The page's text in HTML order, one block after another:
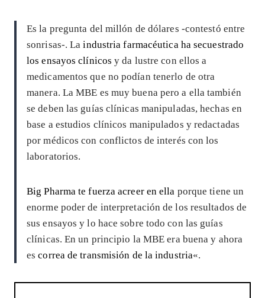
Es la pregunta del millón de dólares -contestó entre
sonrisas-. La industria farmacéutica ha secuestrado
los ensayos clínicos y da lustre con ellos a
medicamentos que no podían tenerlo de otra
manera. La MBE es muy buena pero a ella también
se deben las guías clínicas manipuladas, hechas en
base a estudios clínicos manipulados y redactadas
por médicos con conflictos de interés con los
laboratorios.
Big Pharma te fuerza acreer en ella porque tiene un
enorme poder de interpretación de los resultados de
sus ensayos y lo hace sobre todo con las guías
clínicas. En un principio la MBE era buena y ahora
escorrea de transmisión de la industria«.